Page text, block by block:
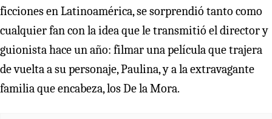
ficciones en Latinoamérica, se sorprendió tanto como
cualquier fan con la idea que le transmitió el director y
guionista hace un año: filmar una película que trajera
de vuelta a su personaje, Paulina, y a la extravagante
familia que encabeza, los De la Mora.